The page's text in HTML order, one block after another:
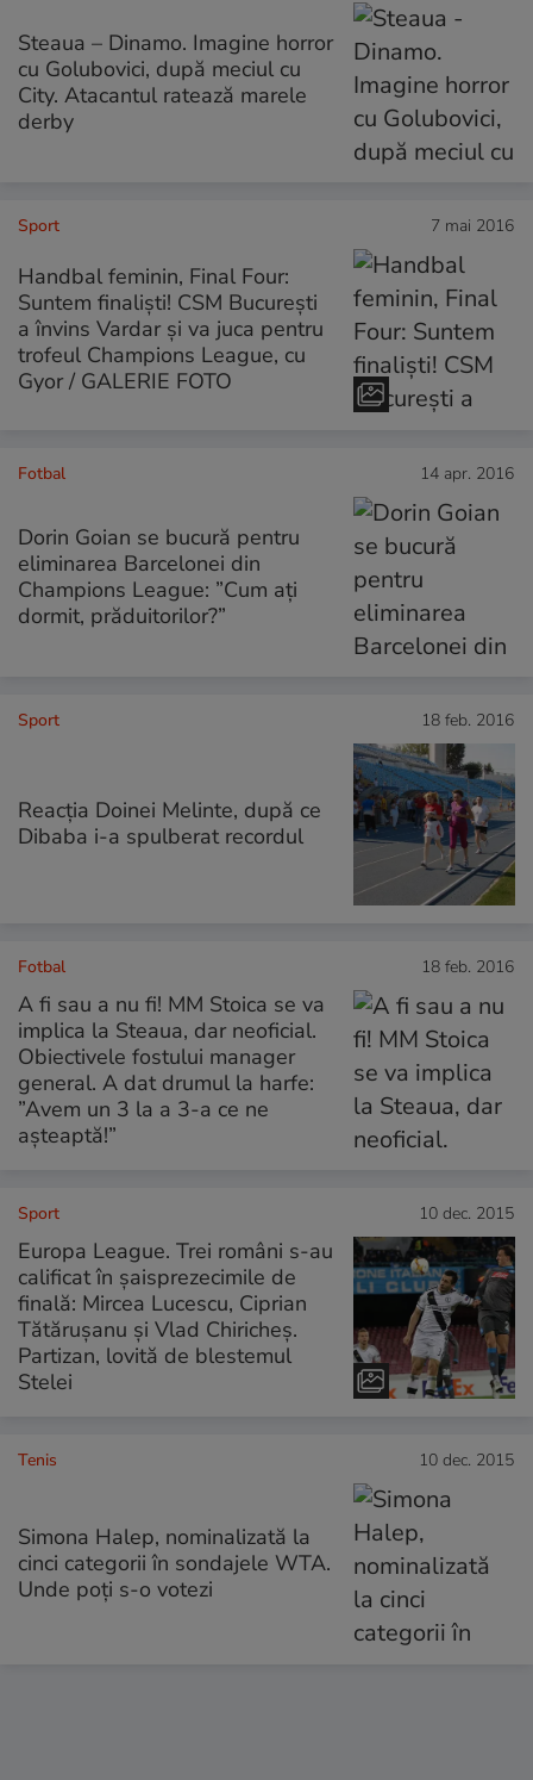
Steaua – Dinamo. Imagine horror
cu Golubovici, după meciul cu
City. Atacantul ratează marele
derby
Sport 7 mai 2016
Handbal feminin, Final Four:
Suntem finalişti! CSM București
a învins Vardar și va juca pentru
trofeul Champions League, cu
Gyor / GALERIE FOTO
Fotbal 14 apr. 2016
Dorin Goian se bucură pentru
eliminarea Barcelonei din
Champions League: ”Cum ați
dormit, prăduitorilor?”
Sport 18 feb. 2016
Reacția Doinei Melinte, după ce
Dibaba i-a spulberat recordul
Fotbal 18 feb. 2016
A fi sau a nu fi! MM Stoica se va
implica la Steaua, dar neoficial.
Obiectivele fostului manager
general. A dat drumul la harfe:
”Avem un 3 la a 3-a ce ne
așteaptă!”
Sport 10 dec. 2015
Europa League. Trei români s-au
calificat în şaisprezecimile de
finală: Mircea Lucescu, Ciprian
Tătărușanu şi Vlad Chiricheș.
Partizan, lovită de blestemul
Stelei
Tenis 10 dec. 2015
Simona Halep, nominalizată la
cinci categorii în sondajele WTA.
Unde poți s-o votezi